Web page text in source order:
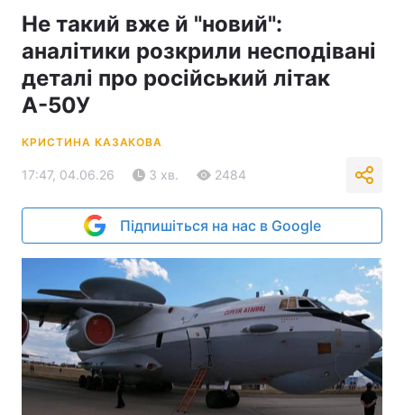
Не такий вже й "новий":
аналітики розкрили несподівані
деталі про російський літак
А-50У
КРИСТИНА КАЗАКОВА
17:47, 04.06.26 3 хв. 2484
Підпишіться на нас в Google